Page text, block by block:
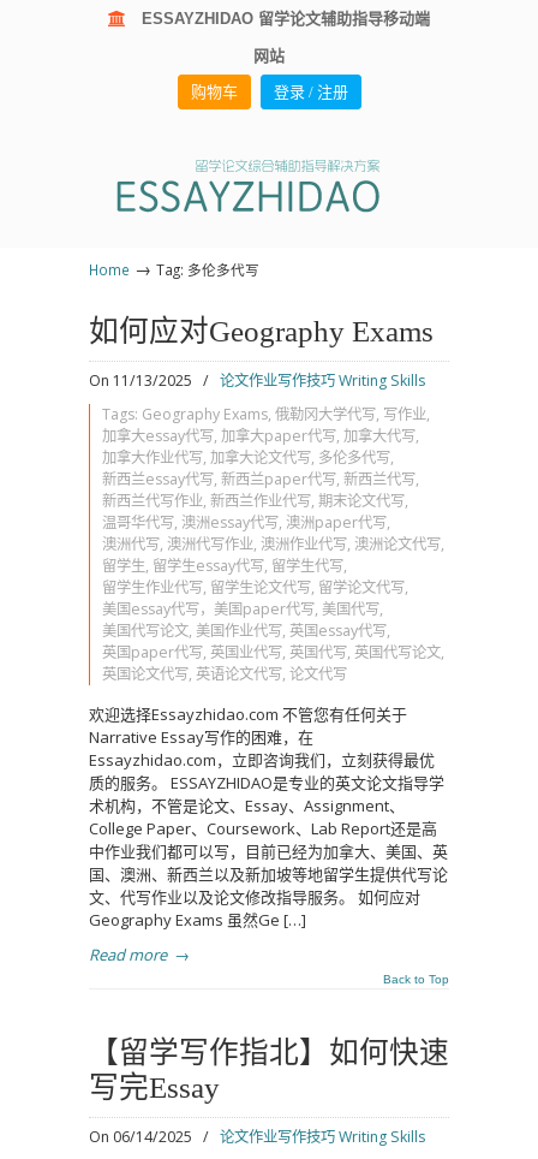
ESSAYZHIDAO 留学论文辅助指导移动端
网站
购物车 登录 / 注册
Home → Tag: 多伦多代写
如何应对Geography Exams
On 11/13/2025 / 论文作业写作技巧 Writing Skills
Tags: Geography Exams, 俄勒冈大学代写, 写作业,
加拿大essay代写, 加拿大paper代写, 加拿大代写,
加拿大作业代写, 加拿大论文代写, 多伦多代写,
新西兰essay代写, 新西兰paper代写, 新西兰代写,
新西兰代写作业, 新西兰作业代写, 期末论文代写,
温哥华代写, 澳洲essay代写, 澳洲paper代写,
澳洲代写, 澳洲代写作业, 澳洲作业代写, 澳洲论文代写,
留学生, 留学生essay代写, 留学生代写,
留学生作业代写, 留学生论文代写, 留学论文代写,
美国essay代写，美国paper代写, 美国代写,
美国代写论文, 美国作业代写, 英国essay代写,
英国paper代写, 英国业代写, 英国代写, 英国代写论文,
英国论文代写, 英语论文代写, 论文代写
欢迎选择Essayzhidao.com 不管您有任何关于
Narrative Essay写作的困难，在
Essayzhidao.com，立即咨询我们，立刻获得最优
质的服务。 ESSAYZHIDAO是专业的英文论文指导学
术机构，不管是论文、Essay、Assignment、
College Paper、Coursework、Lab Report还是高
中作业我们都可以写，目前已经为加拿大、美国、英
国、澳洲、新西兰以及新加坡等地留学生提供代写论
文、代写作业以及论文修改指导服务。 如何应对
Geography Exams 虽然Ge […]
Read more →
Back to Top
【留学写作指北】如何快速
写完Essay
On 06/14/2025 / 论文作业写作技巧 Writing Skills